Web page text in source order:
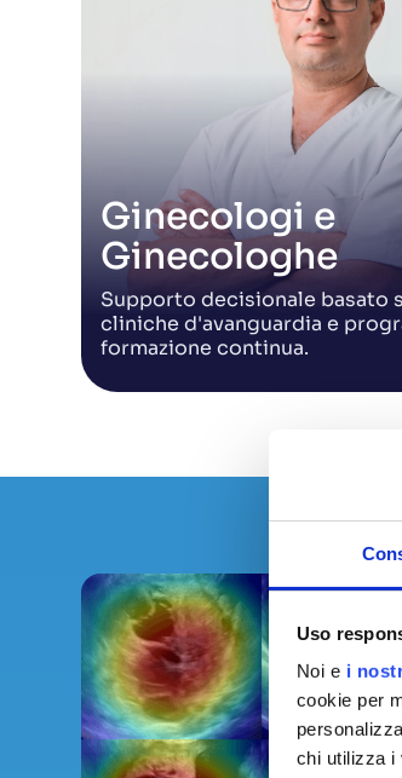
Uso
Noi e i
cookie per
chi utilizza i
Ginecologi e
Ginecologhe
Supporto decisionale basato
cliniche d'avanguardia e
formazione continua.